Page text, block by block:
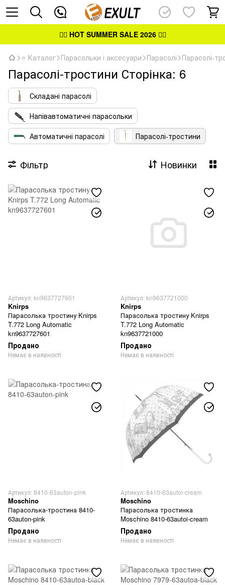
👉🏻 HOT SUMMER SALE 2026👈🏻
⭐ Каталог Парасольки і аксесуари Парасолі Парасолі-
Парасолі-тростини Сторінка: 6
Складані парасолі
Напівавтоматичні парасольки
Автоматичні парасолі
Парасолі-тростини
Фільтр Новинки
Артикул: kn9637727601
Knirps
Парасолька тростину Knirps
T.772 Long Automatic
kn9637727601
Продано
Немає в наявності
Артикул: kn9637721000
Knirps
Парасолька тростину Knirps
T.772 Long Automatic
kn9637721000
Продано
Немає в наявності
Артикул: 8410-63auton-pink
Moschino
Парасолька-тростина 8410-
63auton-pink
Продано
Немає в наявності
Артикул: 8410-63autoi-cream
Moschino
Парасолька тростинка
Moschino 8410-63autoi-cream
Продано
Немає в наявності